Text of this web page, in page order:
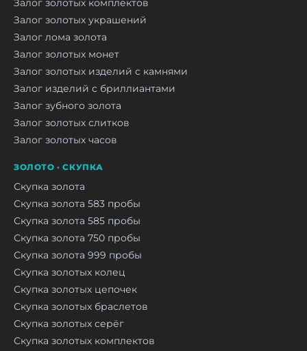
Залог золотых комплектов
Залог золотых украшений
Залог лома золота
Залог золотых монет
Залог золотых изделий с камнями
Залог изделий с бриллиантами
Залог зубного золота
Залог золотых слитков
Залог золотых часов
ЗОЛОТО · СКУПКА
Скупка золота
Скупка золота 583 пробы
Скупка золота 585 пробы
Скупка золота 750 пробы
Скупка золота 999 пробы
Скупка золотых колец
Скупка золотых цепочек
Скупка золотых браслетов
Скупка золотых серёг
Скупка золотых комплектов